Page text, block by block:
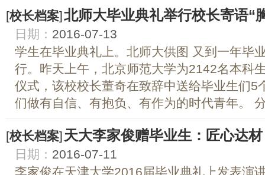
[校长档案]北师大毕业典礼举行校长寄语“
日期： 2016-07-13
学生在毕业典礼上。北师大供图 又到一年毕
行。昨天上午，北京师范大学为2142名本科
仪式，该校校长董奇在致辞中送给毕业生们5
们做有自信、有抱负、有作为的时代青年。
[校长档案] 天大李家俊赠毕业生：匠心达
日期： 2016-07-11
李家俊在天津大学2016届毕业典礼上发表演